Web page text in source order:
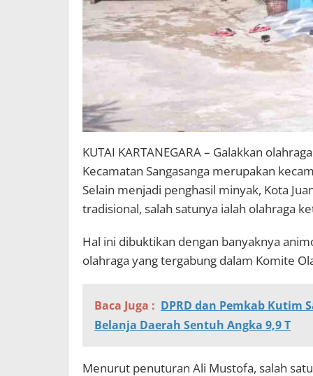
KUTAI KARTANEGARA – Galakkan
Kecamatan Sangasanga merupakan
Selain menjadi penghasil minyak, Kota
tradisional, salah satunya ialah olahraga
Hal ini dibuktikan dengan banyaknya
olahraga yang tergabung dalam Komite
Baca Juga : DPRD dan Pemkab Kutim
Belanja Daerah Sentuh Angka 9,9 T
Menurut penuturan Ali Mustofa, salah